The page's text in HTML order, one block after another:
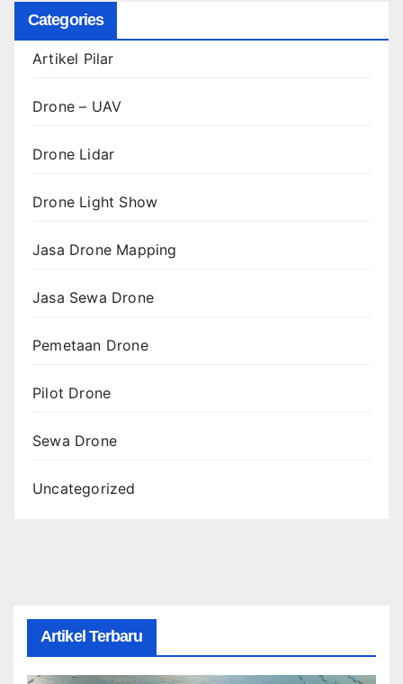
Categories
Artikel Pilar
Drone – UAV
Drone Lidar
Drone Light Show
Jasa Drone Mapping
Jasa Sewa Drone
Pemetaan Drone
Pilot Drone
Sewa Drone
Uncategorized
Artikel Terbaru